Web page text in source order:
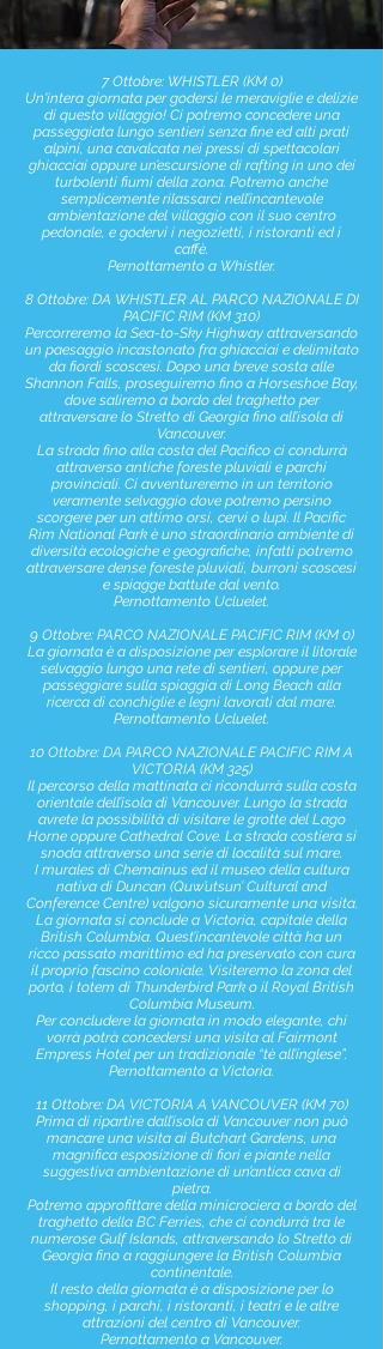
7 Ottobre: WHISTLER (KM 0)
Un'intera giornata per godersi le meraviglie e delizie
di questo villaggio! Ci potremo concedere una
passeggiata lungo sentieri senza fine ed alti prati
alpini, una cavalcata nei pressi di spettacolari
ghiacciai oppure un’escursione di rafting in uno dei
turbolenti fiumi della zona. Potremo anche
semplicemente rilassarci nell’incantevole
ambientazione del villaggio con il suo centro
pedonale, e godervi i negozietti, i ristoranti ed i
caffè.
Pernottamento a Whistler.
8 Ottobre: DA WHISTLER AL PARCO NAZIONALE DI
PACIFIC RIM (KM 310)
Percorreremo la Sea-to-Sky Highway attraversando
un paesaggio incastonato fra ghiacciai e delimitato
da fiordi scoscesi. Dopo una breve sosta alle
Shannon Falls, proseguiremo fino a Horseshoe Bay,
dove saliremo a bordo del traghetto per
attraversare lo Stretto di Georgia fino all’isola di
Vancouver.
La strada fino alla costa del Pacifico ci condurrà
attraverso antiche foreste pluviali e parchi
provinciali. Ci avventureremo in un territorio
veramente selvaggio dove potremo persino
scorgere per un attimo orsi, cervi o lupi. Il Pacific
Rim National Park è uno straordinario ambiente di
diversità ecologiche e geografiche, infatti potremo
attraversare dense foreste pluviali, burroni scoscesi
e spiagge battute dal vento.
Pernottamento Ucluelet.
9 Ottobre: PARCO NAZIONALE PACIFIC RIM (KM 0)
La giornata è a disposizione per esplorare il litorale
selvaggio lungo una rete di sentieri, oppure per
passeggiare sulla spiaggia di Long Beach alla
ricerca di conchiglie e legni lavorati dal mare.
Pernottamento Ucluelet.
10 Ottobre: DA PARCO NAZIONALE PACIFIC RIM A
VICTORIA (KM 325)
Il percorso della mattinata ci ricondurrà sulla costa
orientale dell’isola di Vancouver. Lungo la strada
avrete la possibilità di visitare le grotte del Lago
Horne oppure Cathedral Cove. La strada costiera si
snoda attraverso una serie di località sul mare.
I murales di Chemainus ed il museo della cultura
nativa di Duncan (Quw’utsun’ Cultural and
Conference Centre) valgono sicuramente una visita.
La giornata si conclude a Victoria, capitale della
British Columbia. Quest’incantevole città ha un
ricco passato marittimo ed ha preservato con cura
il proprio fascino coloniale. Visiteremo la zona del
porto, i totem di Thunderbird Park o il Royal British
Columbia Museum.
Per concludere la giornata in modo elegante, chi
vorrà potrà concedersi una visita al Fairmont
Empress Hotel per un tradizionale “tè all’inglese”.
Pernottamento a Victoria.
11 Ottobre: DA VICTORIA A VANCOUVER (KM 70)
Prima di ripartire dall’isola di Vancouver non può
mancare una visita ai Butchart Gardens, una
magnifica esposizione di fiori e piante nella
suggestiva ambientazione di un’antica cava di
pietra.
Potremo approfittare della minicrociera a bordo del
traghetto della BC Ferries, che ci condurrà tra le
numerose Gulf Islands, attraversando lo Stretto di
Georgia fino a raggiungere la British Columbia
continentale.
Il resto della giornata è a disposizione per lo
shopping, i parchi, i ristoranti, i teatri e le altre
attrazioni del centro di Vancouver.
Pernottamento a Vancouver.